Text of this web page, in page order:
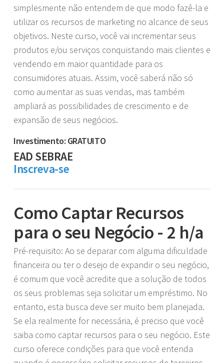
simplesmente não entendem de que modo fazê-la e
utilizar os recursos de marketing no alcance de seus
objetivos. Neste curso, você vai incrementar seus
produtos e/ou serviços conquistando mais clientes e
vendendo em maior quantidade para os
consumidores atuais. Assim, você saberá não só
como aumentar as suas vendas, mas também
ampliará as possibilidades de crescimento e de
expansão de seus negócios.
Investimento: GRATUITO
EAD SEBRAE
Inscreva-se
Como Captar Recursos
para o seu Negócio - 2 h/a
Pré-requisito: Ao se deparar com alguma dificuldade
financeira ou ter o desejo de expandir o seu negócio,
é comum que você acredite que a solução de todos
os seus problemas seja solicitar um empréstimo. No
entanto, esta busca deve ser muito bem planejada.
Se ela realmente for necessária, é preciso que você
saiba como captar recursos para o seu negócio. Este
curso oferece condições para que você entenda